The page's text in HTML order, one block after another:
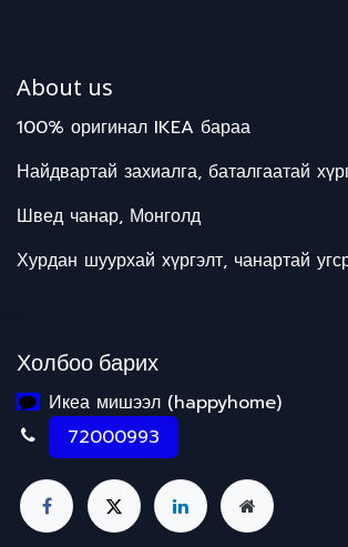
About us
100% оригинал IKEA бараа
Найдвартай захиалга, баталгаатай
Швед чанар, Монголд
Хурдан шуурхай хүргэлт, чанартай
Холбоо барих
Икеа мишээл (happyhome)
72000993